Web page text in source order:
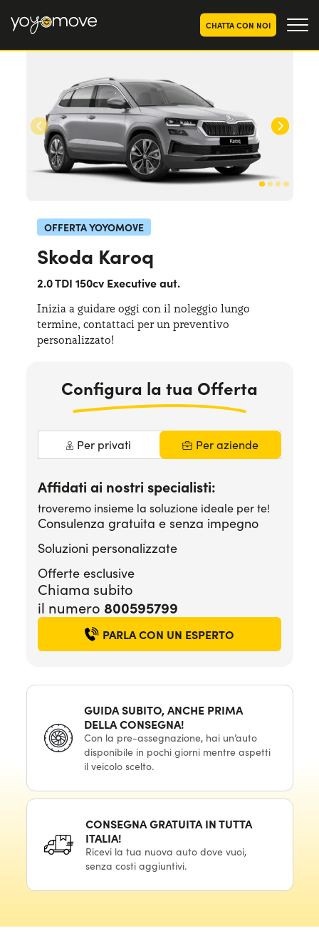
CHATTA CON NOI
OFFERTE NOLEGGIOLUNGO TERMINE
Privati
Aziende e P.IVA
OFFERTE NOLEGGIO
AUTO USATE
CHI SIAMO
Lavora con noi
PERCHÉ CONVIENE
SCEGLI UN PAESE
Serve assistenza?
OFFERTA YOYOMOVE
Skoda Karoq
2.0 TDI 150cv Executive aut.
Inizia a guidare oggi con il noleggio lungo
termine, contattaci per un preventivo
personalizzato!
Configura la tua Offerta
Per privati Per aziende
Affidati ai nostri specialisti:
troveremo insieme la soluzione ideale per te!
Consulenza gratuita e senza impegno
Soluzioni personalizzate
Offerte esclusive
Chiama subito
il numero 800595799
PARLA CON UN ESPERTO
GUIDA SUBITO, ANCHE PRIMA
DELLA CONSEGNA!
Con la pre-assegnazione, hai un’auto
disponibile in pochi giorni mentre aspetti
il veicolo scelto.
CONSEGNA GRATUITA IN TUTTA
ITALIA!
Ricevi la tua nuova auto dove vuoi,
senza costi aggiuntivi.